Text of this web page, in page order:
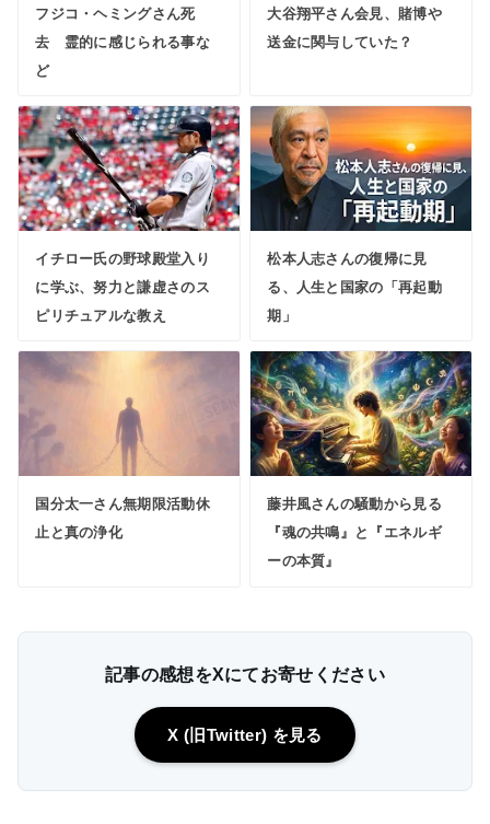
フジコ・ヘミングさん死
去 霊的に感じられる事な
ど
大谷翔平さん会見、賭博や
送金に関与していた？
イチロー氏の野球殿堂入り
に学ぶ、努力と謙虚さのス
ピリチュアルな教え
松本人志さんの復帰に見
る、人生と国家の「再起動
期」
国分太一さん無期限活動休
止と真の浄化
藤井風さんの騒動から見る
『魂の共鳴』と『エネルギ
ーの本質』
記事の感想をXにてお寄せください
X (旧Twitter) を見る